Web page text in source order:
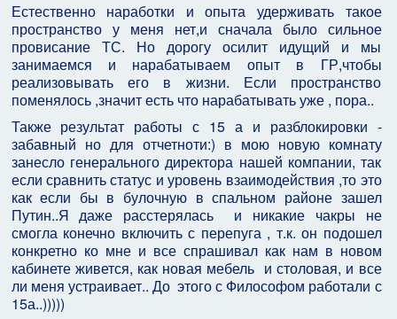
Естественно наработки и опыта удерживать такое
пространство у меня нет,и сначала было сильное
провисание ТС. Но дорогу осилит идущий и мы
занимаемся и нарабатываем опыт в ГР,чтобы
реализовывать его в жизни. Если пространство
поменялось ,значит есть что нарабатывать уже , пора..
Также результат работы с 15 а и разблокировки -
забавный но для отчетноти:) в мою новую комнату
занесло генерального директора нашей компании, так
если сравнить статус и уровень взаимодействия ,то это
как если бы в булочную в спальном районе зашел
Путин..Я даже расстерялась и никакие чакры не
смогла конечно включить с перепуга , т.к. он подошел
конкретно ко мне и все спрашивал как нам в новом
кабинете живется, как новая мебель и столовая, и все
ли меня устраивает.. До этого с Философом работали с
15а..)))))